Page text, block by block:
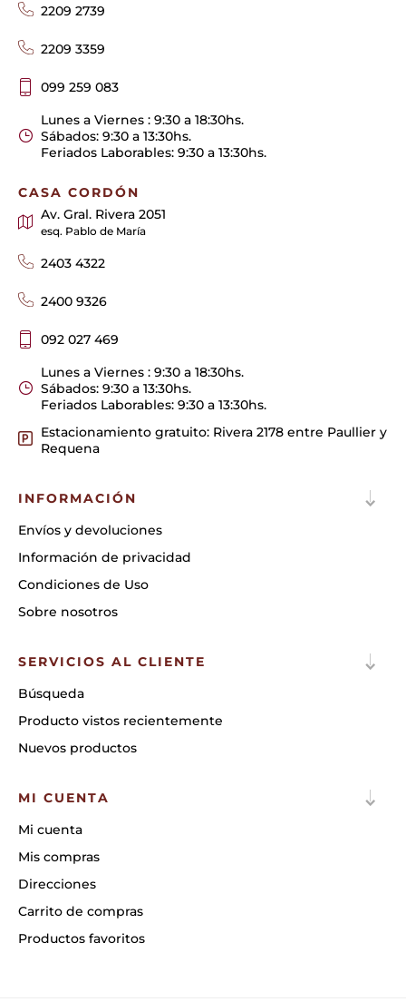
2209 2739
2209 3359
099 259 083
Lunes a Viernes : 9:30 a 18:30hs.
Sábados: 9:30 a 13:30hs.
Feriados Laborables: 9:30 a 13:30hs.
CASA CORDÓN
Av. Gral. Rivera 2051
esq. Pablo de María
2403 4322
2400 9326
092 027 469
Lunes a Viernes : 9:30 a 18:30hs.
Sábados: 9:30 a 13:30hs.
Feriados Laborables: 9:30 a 13:30hs.
Estacionamiento gratuito: Rivera 2178 entre Paullier y
Requena
INFORMACIÓN
Envíos y devoluciones
Información de privacidad
Condiciones de Uso
Sobre nosotros
SERVICIOS AL CLIENTE
Búsqueda
Producto vistos recientemente
Nuevos productos
MI CUENTA
Mi cuenta
Mis compras
Direcciones
Carrito de compras
Productos favoritos